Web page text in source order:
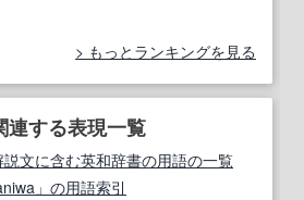
もっとランキングを見る
連する表現一覧
説文に含む英和辞書の用語の一覧
」の用語索引